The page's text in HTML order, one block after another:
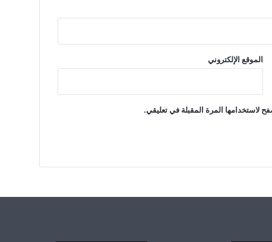
الموقع الإلكتروني
لاستخدامها المرة المقبلة في تعليقي.